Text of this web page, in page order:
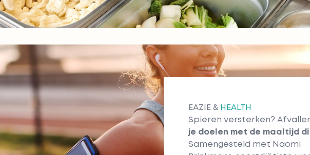
EAZIE & HEALTH
Spieren versterken?
je doelen met de maaltijd
Samengesteld met Naomi